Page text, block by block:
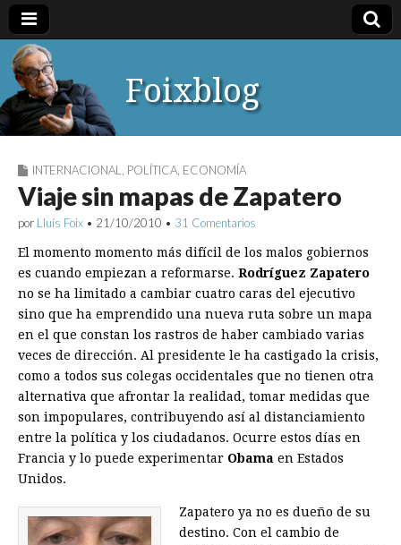
Foixblog
INTERNACIONAL POLÍTICA ECONOMÍA
Viaje sin mapas de Zapatero
por Lluís Foix • 21/10/2010 • 31 Comentarios
El momento momento más difícil de los malos gobiernos
es cuando empiezan a reformarse. Rodríguez Zapatero
no se ha limitado a cambiar cuatro caras del ejecutivo
sino que ha emprendido una nueva ruta sobre un mapa
en el que constan los rastros de haber cambiado varias
veces de dirección. Al presidente le ha castigado la crisis,
como a todos sus colegas occidentales que no tienen otra
alternativa que afrontar la realidad, tomar medidas que
son impopulares, contribuyendo así al distanciamiento
entre la política y los ciudadanos. Ocurre estos días en
Francia y lo puede experimentar Obama en Estados
Unidos.
Zapatero ya no es dueño de su
destino. Con el cambio de